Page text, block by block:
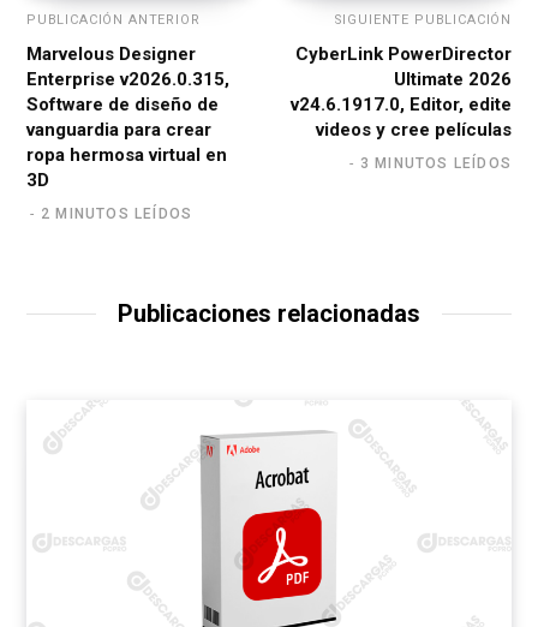
PUBLICACIÓN ANTERIOR
Marvelous Designer
Enterprise v2026.0.315,
Software de diseño de
vanguardia para crear
ropa hermosa virtual en
3D
2 MINUTOS LEÍDOS
SIGUIENTE PUBLICACIÓN
CyberLink PowerDirector
Ultimate 2026
v24.6.1917.0, Editor, edite
videos y cree películas
3 MINUTOS LEÍDOS
Publicaciones relacionadas